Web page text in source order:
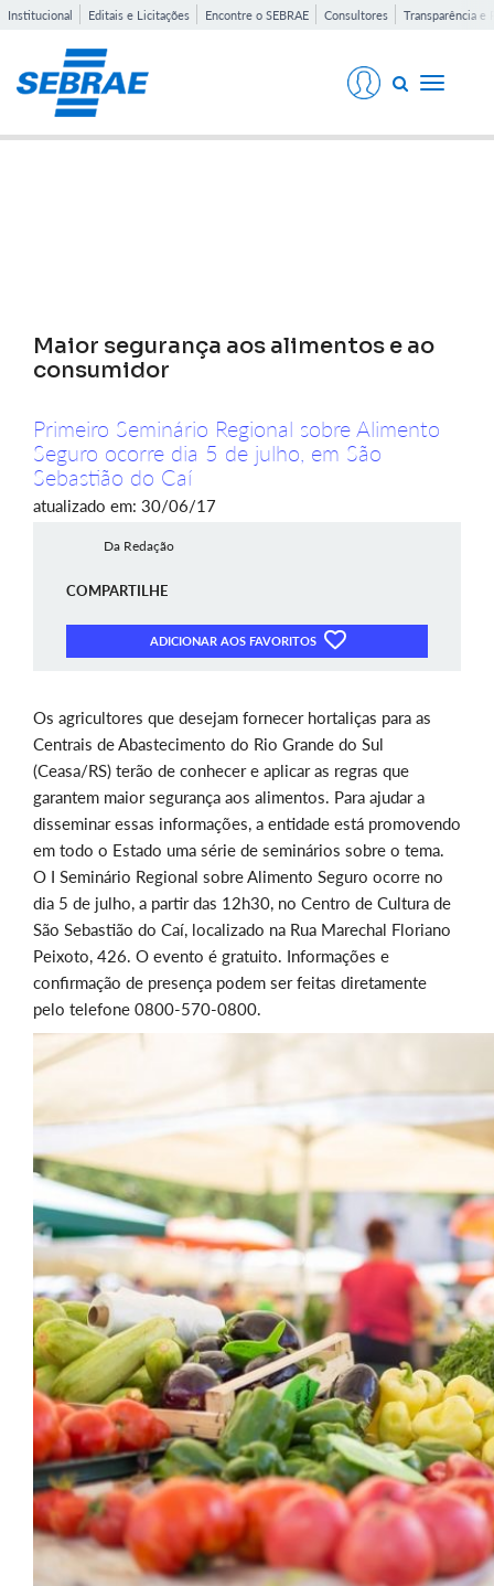
Institucional Editais e Licitações Encontre o SEBRAE Consultores Transparência e
Toggle
Maior segurança aos alimentos e ao
consumidor
Primeiro Seminário Regional sobre Alimento
Seguro ocorre dia 5 de julho, em São
Sebastião do Caí
atualizado em: 30/06/17
Da Redação
COMPARTILHE
ADICIONAR AOS FAVORITOS
Os agricultores que desejam fornecer hortaliças para as
Centrais de Abastecimento do Rio Grande do Sul
(Ceasa/RS) terão de conhecer e aplicar as regras que
garantem maior segurança aos alimentos. Para ajudar a
disseminar essas informações, a entidade está promovendo
em todo o Estado uma série de seminários sobre o tema.
O I Seminário Regional sobre Alimento Seguro ocorre no
dia 5 de julho, a partir das 12h30, no Centro de Cultura de
São Sebastião do Caí, localizado na Rua Marechal Floriano
Peixoto, 426. O evento é gratuito. Informações e
confirmação de presença podem ser feitas diretamente
pelo telefone 0800-570-0800.